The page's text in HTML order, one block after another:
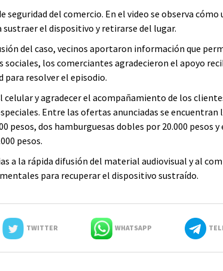
del comercio. En el video se observa cómo
el dispositivo y retirarse del lugar.
del caso, vecinos aportaron información que
sociales, los comerciantes agradecieron el apoyo
para resolver el episodio.
y agradecer el acompañamiento de los
Entre las ofertas anunciadas se encuentran
pesos, dos hamburguesas dobles por 20.000 pesos
pesos.
a la rápida difusión del material audiovisual y al
para recuperar el dispositivo sustraído.
TWITTER WHATSAPP